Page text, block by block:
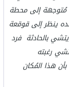
مُتوجهة إلى محطة
ينظر إلى قوقعة
بالحادثة فرد
رغبته
هذا المُكان